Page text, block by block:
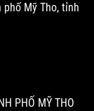
Mỹ Tho, tỉnh
PHỐ MỸ THO